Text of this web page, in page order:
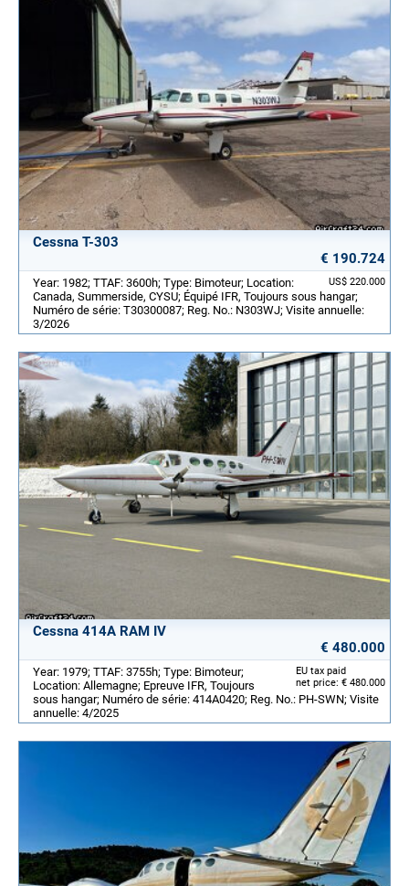
Cessna T-303
€ 190.724
US$ 220.000
Year: 1982; TTAF: 3600h; Type: Bimoteur; Location:
Canada, Summerside, CYSU; Équipé IFR, Toujours sous hangar;
Numéro de série: T30300087; Reg. No.: N303WJ; Visite annuelle:
3/2026
Cessna 414A RAM IV
€ 480.000
EU tax paid
net price: € 480.000
Year: 1979; TTAF: 3755h; Type: Bimoteur;
Location: Allemagne; Epreuve IFR, Toujours
sous hangar; Numéro de série: 414A0420; Reg. No.: PH-SWN; Visite
annuelle: 4/2025